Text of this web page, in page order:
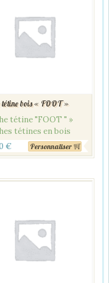
tétine bois « FOOT »
tétine "FOOT " »
tétines en bois
€ Personnaliser